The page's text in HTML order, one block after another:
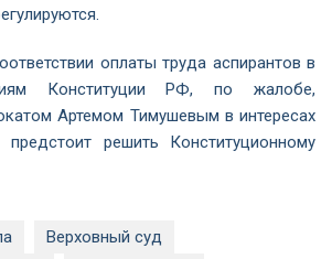
оплаты труда аспирантов в
Конституции РФ, по жалобе,
Артемом Тимушевым в интересах
решить Конституционному
Верховный суд